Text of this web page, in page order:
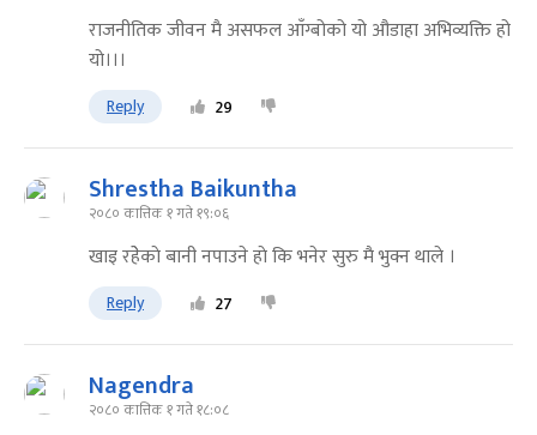
राजनीतिक जीवन मै असफल आँग्बोको यो औडाहा अभिव्यक्ति हो
यो।।।
Reply 29
Shrestha Baikuntha
२०८० कात्तिक १ गते १९:०६
खाइ रहेेकाे बानी नपाउने हाे कि भनेर सुरु मै भुक्न थाले ।
Reply 27
Nagendra
२०८० कात्तिक १ गते १८:०८